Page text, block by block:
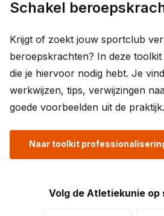
Schakel
Krijgt of zoekt jouw sportclub
beroepskrachten? In deze
die je hiervoor nodig hebt. Je
werkwijzen, tips, verwijzingen
goede voorbeelden uit de praktijk.
Naar toolkit
Volg de Atletiekunie op